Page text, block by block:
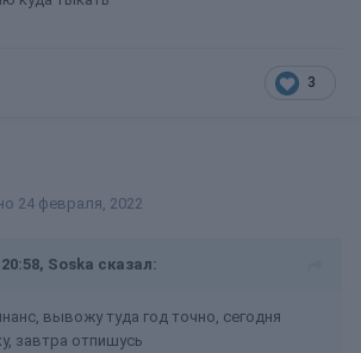
3
24 февраля, 2022
Soska сказал:
вывожу туда год точно, сегодня
завтра отпишусь